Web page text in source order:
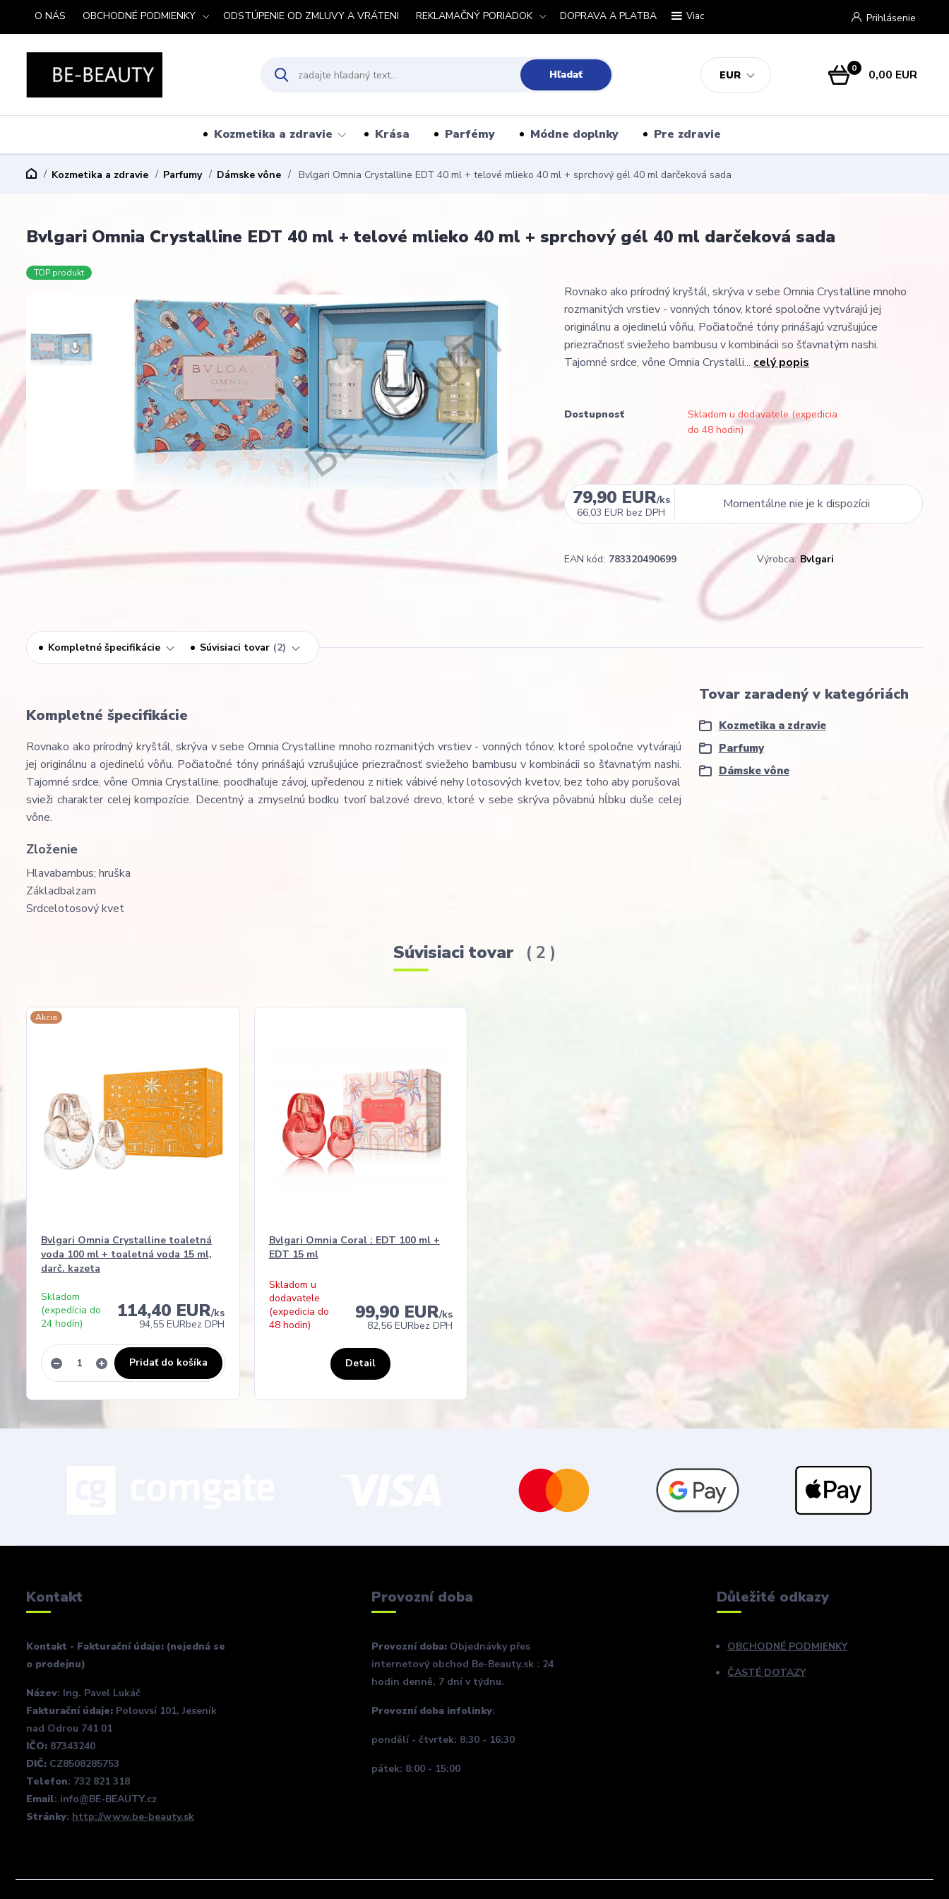
O NÁS OBCHODNÉ PODMIENKY ODSTÚPENIE OD ZMLUVY A VRÁTENI REKLAMAČNÝ PORIADOK DOPRAVA A PLATBA Viac
EUR
Prihlásenie
Hľadať 0 0,00 EUR
Kozmetika a zdravie Krása Parfémy Módne doplnky Pre zdravie
Kozmetika a zdravie Parfumy Dámske vône Bvlgari Omnia Crystalline EDT 40 ml + telové mlieko 40 ml + sprchový gél 40 ml darčeková sada
Bvlgari Omnia Crystalline EDT 40 ml + telové mlieko 40 ml + sprchový gél 40 ml darčeková sada
TOP produkt
Rovnako ako prírodný kryštál, skrýva v sebe Omnia Crystalline mnoho
rozmanitých vrstiev - vonných tónov, ktoré spoločne vytvárajú jej
originálnu a ojedinelú vôňu. Počiatočné tóny prinášajú vzrušujúce
priezračnosť sviežeho bambusu v kombinácii so šťavnatým nashi.
Tajomné srdce, vône Omnia Crystalli... celý popis
Dostupnosť
Skladom u dodavatele (expedicia
do 48 hodin)
79,90 EUR/ks
66,03 EUR bez DPH
Momentálne nie je k dispozícii
EAN kód: 783320490699 Výrobca: Bvlgari
Kompletné špecifikácie Súvisiaci tovar 2
Kompletné špecifikácie
Rovnako ako prírodný kryštál, skrýva v sebe Omnia Crystalline mnoho rozmanitých vrstiev - vonných tónov, ktoré spoločne vytvárajú
jej originálnu a ojedinelú vôňu. Počiatočné tóny prinášajú vzrušujúce priezračnosť sviežeho bambusu v kombinácii so šťavnatým nashi.
Tajomné srdce, vône Omnia Crystalline, poodhaľuje závoj, upředenou z nitiek vábivé nehy lotosových kvetov, bez toho aby porušoval
svieži charakter celej kompozície. Decentný a zmyselnú bodku tvorí balzové drevo, ktoré v sebe skrýva pôvabnú hĺbku duše celej
vône.
Zloženie
Hlavabambus; hruška
Základbalzam
Srdcelotosový kvet
Tovar zaradený v kategóriách
Kozmetika a zdravie
Parfumy
Dámske vône
Súvisiaci tovar 2
Akcia
Bvlgari Omnia Crystalline toaletná
voda 100 ml + toaletná voda 15 ml,
darč. kazeta
114,40 EUR/ks
94,55 EURbez DPH
Skladom
(expedícia do
24 hodín)
Pridať do košíka
Bvlgari Omnia Coral : EDT 100 ml +
EDT 15 ml
99,90 EUR/ks
82,56 EURbez DPH
Skladom u
dodavatele
(expedicia do
48 hodin)
Detail
Kontakt
Kontakt - Fakturační údaje: (nejedná se
o prodejnu)
Název: Ing. Pavel Lukáč
Fakturační údaje: Polouvsí 101, Jeseník
nad Odrou 741 01
IČO: 87343240
DIČ: CZ8508285753
Telefon: 732 821 318
Email: info@BE-BEAUTY.cz
Stránky: http://www.be-beauty.sk
Provozní doba
Provozní doba: Objednávky přes
internetový obchod Be-Beauty.sk : 24
hodin denně, 7 dní v týdnu.
Provozní doba infolinky:
pondělí - čtvrtek: 8:30 - 16:30
pátek: 8:00 - 15:00
Důležité odkazy
OBCHODNÉ PODMIENKY
ČASTÉ DOTAZY